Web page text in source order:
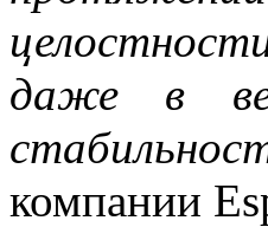
даже в
компании